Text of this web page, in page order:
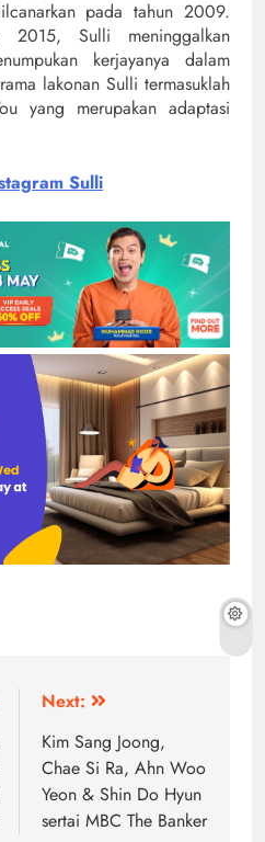
pada tahun 2009.
2015, Sulli meninggalkan
kerjayanya dalam
lakonan Sulli termasuklah
yang merupakan adaptasi
Sulli
Next:
Kim Sang Joong,
Chae Si Ra, Ahn Woo
Yeon & Shin Do Hyun
sertai MBC The Banker